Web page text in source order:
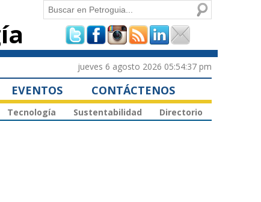
Formulario de
búsqueda
Buscar
jueves 6 agosto 2026 05:54:37 pm
EVENTOS CONTÁCTENOS
Tecnología Sustentabilidad Directorio